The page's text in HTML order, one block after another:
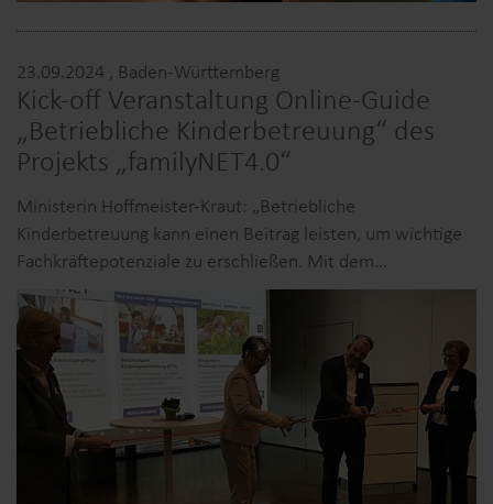
23.09.2024 , Baden-Württemberg
Kick-off Veranstaltung Online-Guide
„Betriebliche Kinderbetreuung“ des
Projekts „familyNET4.0“
Ministerin Hoffmeister-Kraut: „Betriebliche
Kinderbetreuung kann einen Beitrag leisten, um wichtige
Fachkräftepotenziale zu erschließen. Mit dem…